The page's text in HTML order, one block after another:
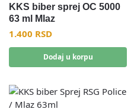
KKS biber sprej OC 5000
63 ml Mlaz
1.400 RSD
Dodaj u korpu